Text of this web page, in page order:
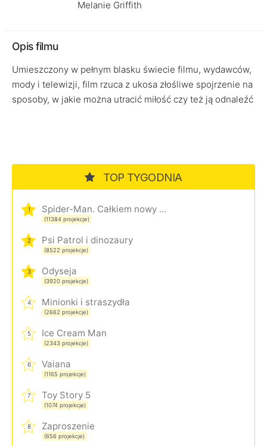
Melanie Griffith
Opis filmu
Umieszczony w pełnym blasku świecie filmu, wydawców,
mody i telewizji, film rzuca z ukosa złośliwe spojrzenie na
sposoby, w jakie można utracić miłość czy też ją odnaleźć
TOP TYGODNIA
1 Spider-Man. Całkiem nowy dzień
(11384 projekcje)
2 Psi Patrol i dinozaury
(8522 projekcje)
3 Odyseja
(3920 projekcje)
4 Minionki i straszydła
(2662 projekcje)
5 Ice Cream Man
(2343 projekcje)
6 Vaiana
(1165 projekcje)
7 Toy Story 5
(1074 projekcje)
8 Zaproszenie
(656 projekcje)